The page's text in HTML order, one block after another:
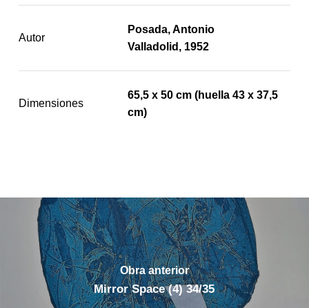
Autor
Posada, Antonio
Valladolid, 1952
Dimensiones
65,5 x 50 cm (huella 43 x 37,5
cm)
Obra anterior
Mirror Space (4) 34/35